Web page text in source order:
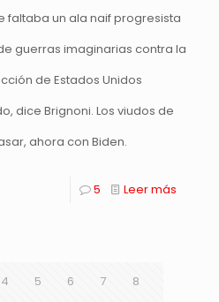
faltaba un ala naif progresista
guerras imaginarias contra la
de Estados Unidos
dice Brignoni. Los viudos de
ahora con Biden.
5 Leer más
4 5 6 7
8